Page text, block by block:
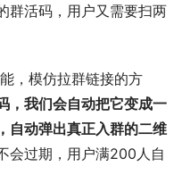
群活码，用户又需要扫两
，我们会自动把它变成一
自动弹出真正入群的二维
会过期，用户满200人自